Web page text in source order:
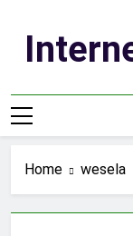
content
Home wesela